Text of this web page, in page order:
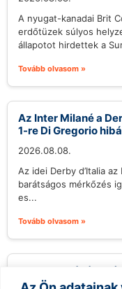
A nyugat-kanadai Brit
erdőtüzek súlyos
állapotot hirdettek a
Tovább olvasom »
Az Inter Milané a
1-re Di Gregorio
2026.08.08.
Az idei Derby d’Italia
barátságos mérkőzés
es...
Tovább olvasom »
Veracruz